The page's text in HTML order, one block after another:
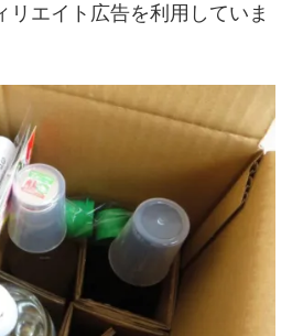
リエイト広告を利用していま